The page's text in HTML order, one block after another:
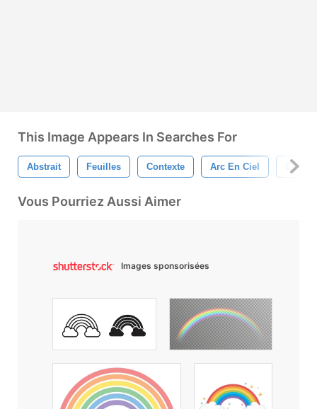
This Image Appears In Searches For
Abstrait Feuilles Contexte Arc En Ciel Coloré
Vous Pourriez Aussi Aimer
Images sponsorisées